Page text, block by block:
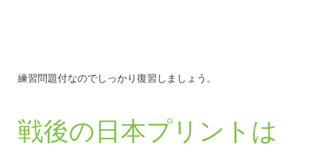
練習問題付なのでしっかり復習しましょう。
戦後の日本プリントは